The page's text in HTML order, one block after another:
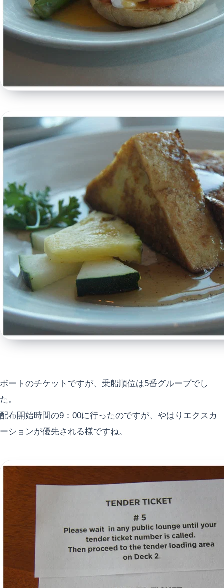
ボートのチケットですが、乗船順位は5番グループでし
た。
配布開始時間の9：00に行ったのですが、やはりエクスカ
ーションが優先される様ですね。